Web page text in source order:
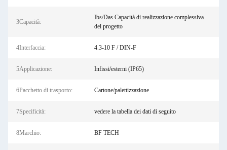
3Capacità:
Ibs/Das Capacità di realizzazione complessiva
del progetto
4Interfaccia: 4.3-10 F / DIN-F
5Applicazione: Infissi/esterni (IP65)
6Pacchetto di trasporto: Cartone/palettizzazione
7Specificità: vedere la tabella dei dati di seguito
8Marchio: BF TECH